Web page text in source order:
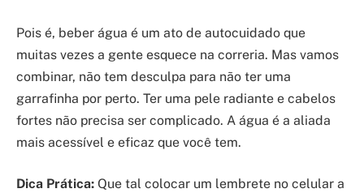
Pois é, beber água é um ato de autocuidado que
muitas vezes a gente esquece na correria. Mas vamos
combinar, não tem desculpa para não ter uma
garrafinha por perto. Ter uma pele radiante e cabelos
fortes não precisa ser complicado. A água é a aliada
mais acessível e eficaz que você tem.
Dica Prática: Que tal colocar um lembrete no celular a